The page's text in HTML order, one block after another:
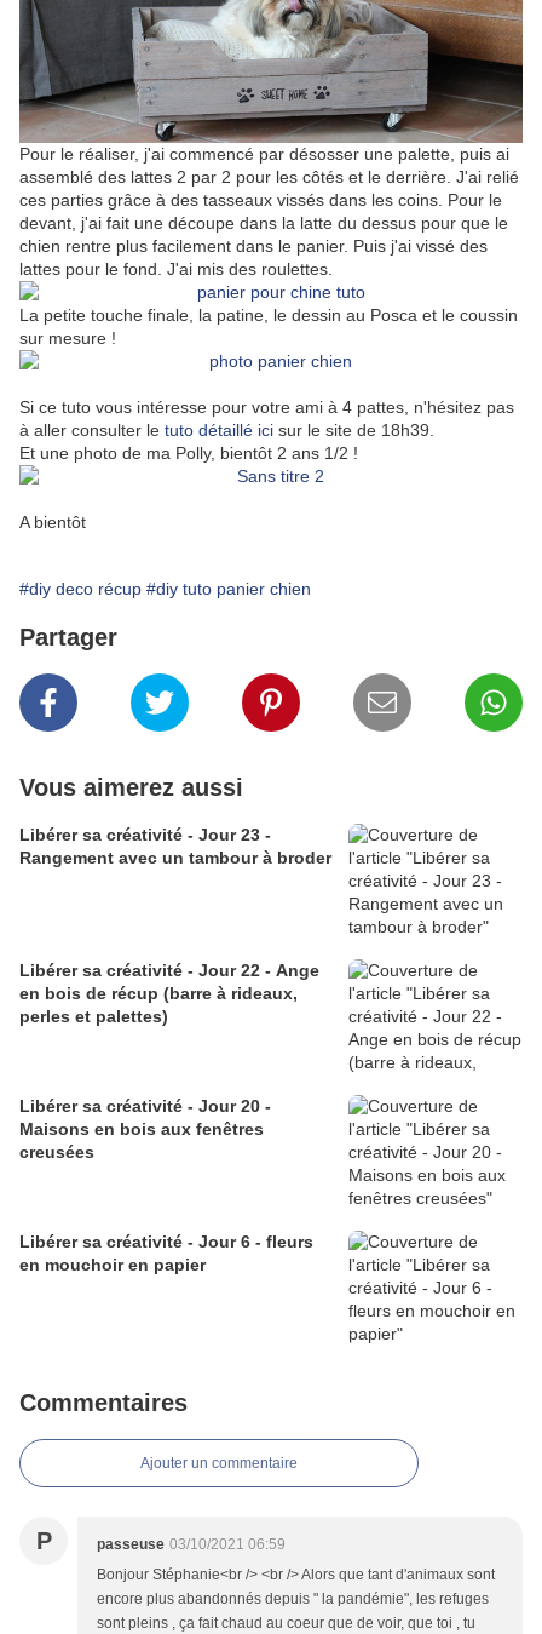
Pour le réaliser, j'ai commencé par désosser une palette, puis ai
assemblé des lattes 2 par 2 pour les côtés et le derrière. J'ai relié
ces parties grâce à des tasseaux vissés dans les coins. Pour le
devant, j'ai fait une découpe dans la latte du dessus pour que le
chien rentre plus facilement dans le panier. Puis j'ai vissé des
lattes pour le fond. J'ai mis des roulettes.
La petite touche finale, la patine, le dessin au Posca et le coussin
sur mesure !
Si ce tuto vous intéresse pour votre ami à 4 pattes, n'hésitez pas
à aller consulter le tuto détaillé ici sur le site de 18h39.
Et une photo de ma Polly, bientôt 2 ans 1/2 !
A bientôt
#diy deco récup #diy tuto panier chien
Partager
Vous aimerez aussi
Libérer sa créativité - Jour 23 -
Rangement avec un tambour à broder
Libérer sa créativité - Jour 22 - Ange
en bois de récup (barre à rideaux,
perles et palettes)
Libérer sa créativité - Jour 20 -
Maisons en bois aux fenêtres
creusées
Libérer sa créativité - Jour 6 - fleurs
en mouchoir en papier
Commentaires
Ajouter un commentaire
P passeuse 03/10/2021 06:59
Bonjour Stéphanie<br /> <br /> Alors que tant d'animaux sont
encore plus abandonnés depuis " la pandémie", les refuges
sont pleins , ça fait chaud au coeur que de voir, que toi , tu